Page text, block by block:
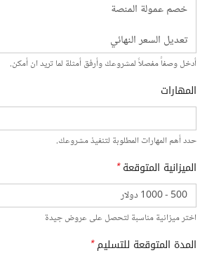
أدخل وصفاً مفصلاً لمشروعك وأرفق أمثلة لما تريد ان أمكن.
المهارات
حدد أهم المهارات المطلوبة لتنفيذ مشروعك.
الميزانية المتوقعة*
اختر ميزانية مناسبة لتحصل على عروض جيدة
المدة المتوقعة للتسليم*